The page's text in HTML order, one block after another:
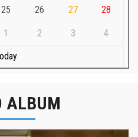
25 26 27 28
1 2 3 4
ALBUM